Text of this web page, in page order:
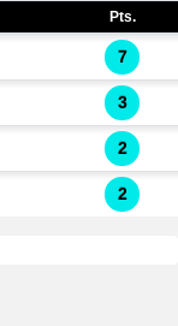
Pts.
7
3
2
2